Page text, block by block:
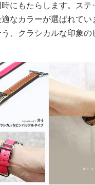
にもたらします。ステ
なカラーが選ばれてい
、クラシカルな印象の